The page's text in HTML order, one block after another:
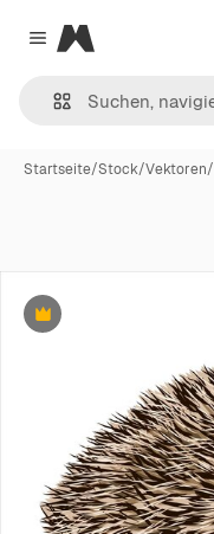
Close menu
Magnific
Startseite/Stock/Vektoren/
Premium